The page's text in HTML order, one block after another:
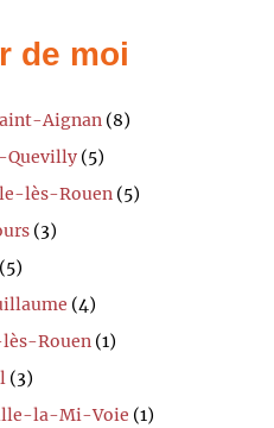
de moi
Aignan (8)
Quevilly (5)
lès-Rouen (5)
(3)
(5)
(4)
lès-Rouen (1)
(3)
la-Mi-Voie (1)